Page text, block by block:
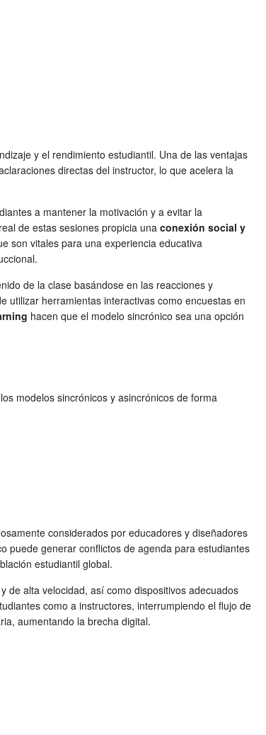
y el rendimiento estudiantil. Una de las ventajas
directas del instructor, lo que acelera la
a mantener la motivación y a evitar la
de estas sesiones propicia una conexión social y
son vitales para una experiencia educativa
de la clase basándose en las reacciones y
utilizar herramientas interactivas como encuestas en
hacen que el modelo sincrónico sea una opción
modelos sincrónicos y asincrónicos de forma
considerados por educadores y diseñadores
puede generar conflictos de agenda para estudiantes
estudiantil global.
de alta velocidad, así como dispositivos adecuados
como a instructores, interrumpiendo el flujo de
aumentando la brecha digital.